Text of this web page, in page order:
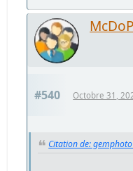
#540 Octobre 31,
Citation de: